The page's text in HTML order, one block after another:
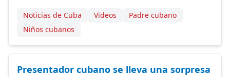
Noticias de Cuba Videos
Padre cubano
Niños cubanos
Presentador cubano se lleva una sorpresa